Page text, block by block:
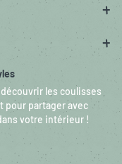
les coulisses
pour partager avec
votre intérieur !